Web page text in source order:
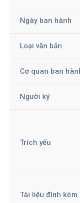
Ngày ban hành
Loại văn bản
Cơ quan ban
Người ký
Trích yếu
Tài liệu đính kèm